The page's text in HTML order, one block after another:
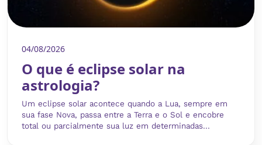
04/08/2026
O que é eclipse solar na
astrologia?
Um eclipse solar acontece quando a Lua, sempre em
sua fase Nova, passa entre a Terra e o Sol e encobre
total ou parcialmente sua luz em determinadas...